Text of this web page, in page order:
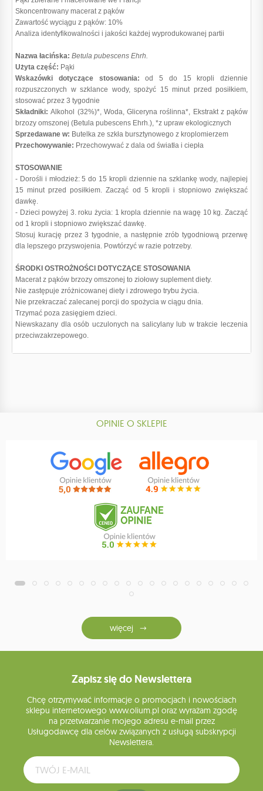
Skoncentrowany macerat z pąków
Zawartość wyciągu z pąków: 10%
Analiza identyfikowalności i jakości każdej wyprodukowanej partii
Nazwa łacińska: Betula pubescens Ehrh.
Użyta część: Pąki
Wskazówki dotyczące stosowania:od 5 do 15 kropli dziennie
rozpuszczonych w szklance wody, spożyć 15 minut przed posiłkiem,
stosować przez 3 tygodnie
Składniki:Alkohol (32%)*, Woda, Gliceryna roślinna*, Ekstrakt z pąków
brzozy omszonej (Betula pubescens Ehrh.), *z upraw ekologicznych
Sprzedawane w: Butelka ze szkła bursztynowego z kroplomierzem
Przechowywanie: Przechowywać z dala od światła i ciepła
STOSOWANIE
- Dorośli i młodzież: 5 do 15 kropli dziennie na szklankę wody, najlepiej
15 minut przed posiłkiem. Zacząć od 5 kropli i stopniowo zwiększać
dawkę.
- Dzieci powyżej 3. roku życia: 1 kropla dziennie na wagę 10 kg. Zacząć
od 1 kropli i stopniowo zwiększać dawkę.
Stosuj kurację przez 3 tygodnie, a następnie zrób tygodniową przerwę
dla lepszego przyswojenia. Powtórzyć w razie potrzeby.
ŚRODKI OSTROŻNOŚCI DOTYCZĄCE STOSOWANIA
Macerat z pąków brzozy omszonej to ziołowy suplement diety.
Nie zastępuje zróżnicowanej diety i zdrowego trybu życia.
Nie przekraczać zalecanej porcji do spożycia w ciągu dnia.
Trzymać poza zasięgiem dzieci.
Niewskazany dla osób uczulonych na salicylany lub w trakcie leczenia
przeciwzakrzepowego.
OPINIE O SKLEPIE
więcej
Zapisz się do Newslettera
Chcę otrzymywać informacje o promocjach i nowościach
sklepu internetowego www.olium.pl oraz wyrażam zgodę
na przetwarzanie mojego adresu e-mail przez
Usługodawcę dla celów związanych z usługą subskrypcji
Newslettera.